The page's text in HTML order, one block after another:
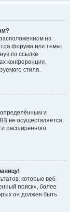
на
форума или темы.
по ссылке
конференции.
стиля.
и
не осуществляется.
расширенного
которые веб-
поиск», более
он должен быть